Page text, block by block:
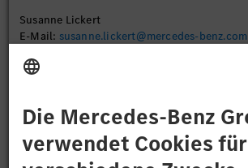
Susanne Lickert
E-Mail: susanne.lickert@mercedes-benz.com